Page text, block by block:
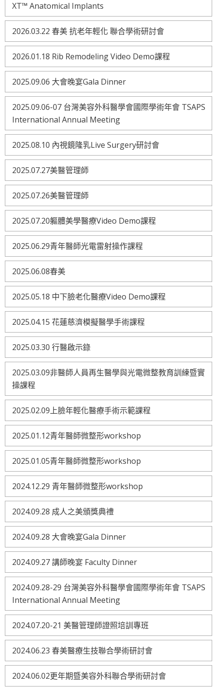
XT™ Anatomical Implants
2026.03.22 春美 抗老年輕化 聯合學術研討會
2026.01.18 Rib Remodeling Video Demo課程
2025.09.06 大會晚宴Gala Dinner
2025.09.06-07 台灣美容外科醫學會國際學術年會 TSAPS
International Annual Meeting
2025.08.10 內視鏡隆乳Live Surgery研討會
2025.07.27美醫管理師
2025.07.26美醫管理師
2025.07.20軀體美學醫療Video Demo課程
2025.06.29青年醫師光電雷射操作課程
2025.06.08春美
2025.05.18 中下臉老化醫療Video Demo課程
2025.04.15 花蓮慈濟模擬醫學手術課程
2025.03.30 行醫啟示錄
2025.03.09非醫師人員再生醫學與光電微整教育訓練暨實
操課程
2025.02.09上臉年輕化醫療手術示範課程
2025.01.12青年醫師微整形workshop
2025.01.05青年醫師微整形workshop
2024.12.29 青年醫師微整形workshop
2024.09.28 成人之美頒獎典禮
2024.09.28 大會晚宴Gala Dinner
2024.09.27 講師晚宴 Faculty Dinner
2024.09.28-29 台灣美容外科醫學會國際學術年會 TSAPS
International Annual Meeting
2024.07.20-21 美醫管理師證照培訓專班
2024.06.23 春美醫療生技聯合學術研討會
2024.06.02更年期暨美容外科聯合學術研討會